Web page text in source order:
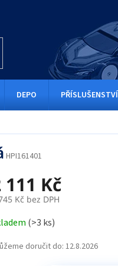
DEPO PŘÍSLUŠENSTVÍ
HPI161401
111 Kč
Kč bez DPH
(>3 ks)
doručit do:12.8.2026